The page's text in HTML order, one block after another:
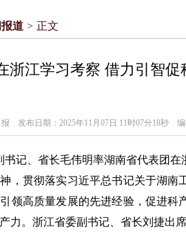
道 > 正文
浙江学习考察 借力引智
发布日期：2025年11月07日 11时07分18秒 编
书记、省长毛伟明率湖南省代表团
，贯彻落实习近平总书记关于湖南
领高质量发展的先进经验，促进科
力。浙江省委副书记、省长刘捷出席